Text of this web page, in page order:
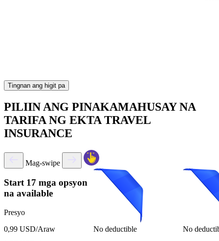
Tingnan ang higit pa
PILIIN ANG PINAKAMAHUSAY NA
TARIFA NG EKTA TRAVEL
INSURANCE
Mag-swipe
Start 17 mga opsyon
na available
Presyo
0,99 USD/Araw
No deductible No